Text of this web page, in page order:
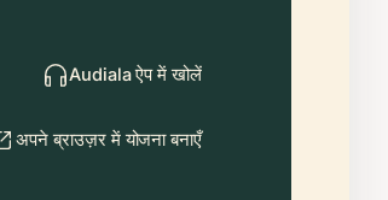
Audiala ऐप में खोलें
अपने ब्राउज़र में योजना बनाएँ